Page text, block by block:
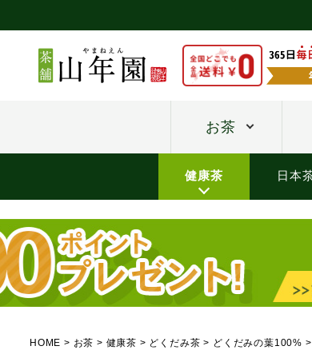
お茶
健康茶 日本
HOME お茶 健康茶 どくだみ茶 どくだみの葉100%